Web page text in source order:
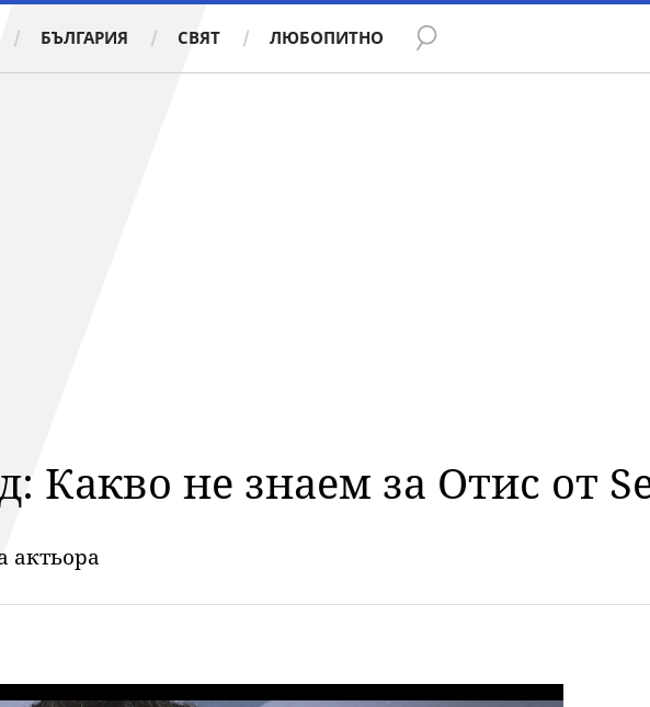
БЪЛГАРИЯ СВЯТ ЛЮБОПИТНО
Какво не знаем за Отис от
актьора